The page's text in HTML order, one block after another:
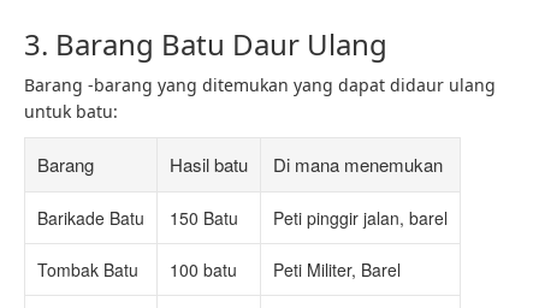
3. Barang Batu Daur Ulang
Barang -barang yang ditemukan yang dapat didaur ulang
untuk batu:
Barang Hasil batu Di mana menemukan
Barikade Batu 150 Batu Peti pinggir jalan, barel
Tombak Batu 100 batu Peti Militer, Barel